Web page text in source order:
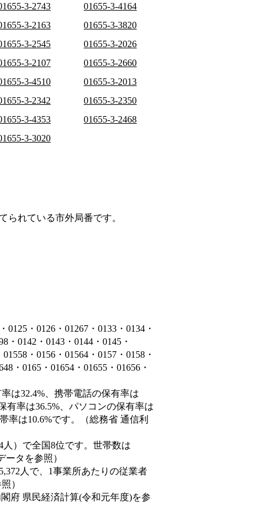
3-2743
01655-3-4164
3-2163
01655-3-3820
3-2545
01655-3-2026
3-2107
01655-3-2660
3-4510
01655-3-2013
3-2342
01655-3-2350
3-4353
01655-3-2468
3-3020
られている市外局番です。
・0126・01267・0133・0134・
・0142・0143・0144・0145・
・0156・01564・0157・0158・
・0165・01654・01655・01656・
は32.4%、携帯電話の保有率は
有率は36.5%、パソコンの保有率は
率は10.6%です。（総務省 通信利
人）で全国8位です。世帯数は
タを参照）
人で、1事業所あたりの従業者
）
府 県民経済計算(令和元年度)を参